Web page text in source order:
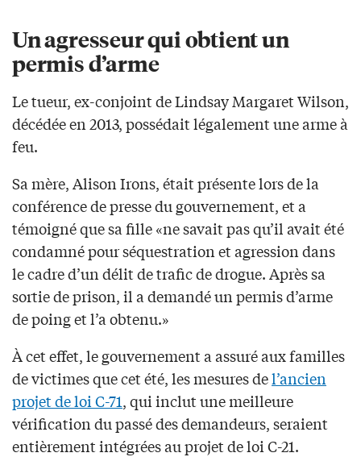
Un agresseur qui obtient un
permis d’arme
Le tueur, ex-conjoint de Lindsay Margaret Wilson,
décédée en 2013, possédait légalement une arme à
feu.
Sa mère, Alison Irons, était présente lors de la
conférence de presse du gouvernement, et a
témoigné que sa fille «ne savait pas qu’il avait été
condamné pour séquestration et agression dans
le cadre d’un délit de trafic de drogue. Après sa
sortie de prison, il a demandé un permis d’arme
de poing et l’a obtenu.»
À cet effet, le gouvernement a assuré aux familles
de victimes que cet été, les mesures del’ancien
projet de loi C-71, qui inclut une meilleure
vérification du passé des demandeurs, seraient
entièrement intégrées au projet de loi C-21.